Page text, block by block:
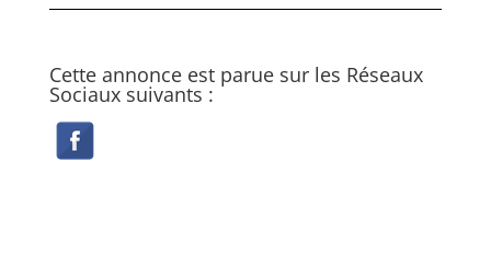
Cette annonce est parue sur les Réseaux
Sociaux suivants :